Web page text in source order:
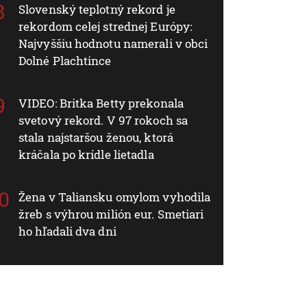
Slovenský teplotný rekord je
rekordom celej strednej Európy:
Najvyššiu hodnotu namerali v obci
Dolné Plachtince
VIDEO: Britka Betty prekonala
svetový rekord. V 97 rokoch sa
stala najstaršou ženou, ktorá
kráčala po krídle lietadla
Žena v Taliansku omylom vyhodila
žreb s výhrou milión eur. Smetiari
ho hľadali dva dni